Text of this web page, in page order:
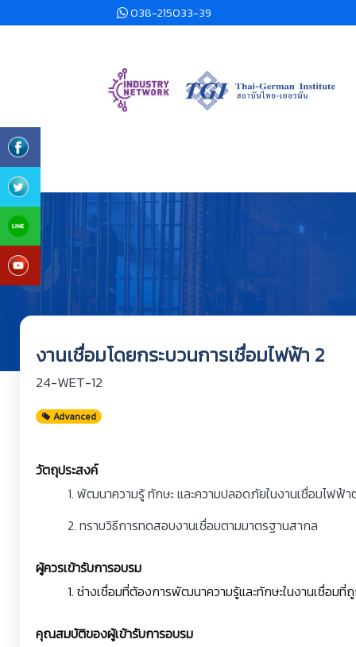
038-215033-39
งานเชื่อมโดยกระบวนการเชื่อมไฟฟ้า 2
24-WET-12
Advanced
วัตถุประสงค์
1. พัฒนาความรู้ ทักษะ และความปลอดภัยในงานเชื่อมไฟฟ้
2. ทราบวิธีการทดสอบงานเชื่อมตามมาตรฐานสากล
ผู้ควรเข้ารับการอบรม
1. ช่างเชื่อมที่ต้องการพัฒนาความรู้และทักษะในงานเชื่อม
คุณสมบัติของผู้เข้ารับการอบรม